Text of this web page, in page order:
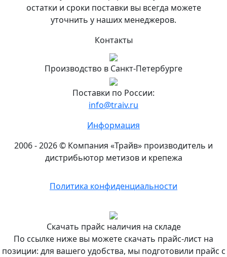
остатки и сроки поставки вы всегда можете
уточнить у наших менеджеров.
«Трайв»
в
Контакты
Производство в Санкт-Петербурге
Поставки по России:
info@traiv.ru
Информация
2006 - 2026 © Компания «Трайв» производитель и
дистрибьютор метизов и крепежа
Политика конфиденциальности
Скачать прайс наличия на складе
По ссылке ниже вы можете скачать прайс-лист на
позиции: для вашего удобства, мы подготовили прайс с